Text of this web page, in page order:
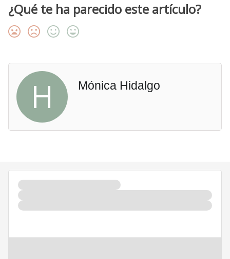
¿Qué te ha parecido este artículo?
H Mónica Hidalgo